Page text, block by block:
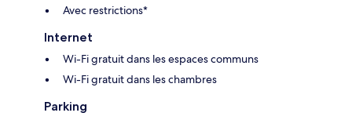
Avec restrictions*
Internet
Wi-Fi gratuit dans les espaces communs
Wi-Fi gratuit dans les chambres
Parking